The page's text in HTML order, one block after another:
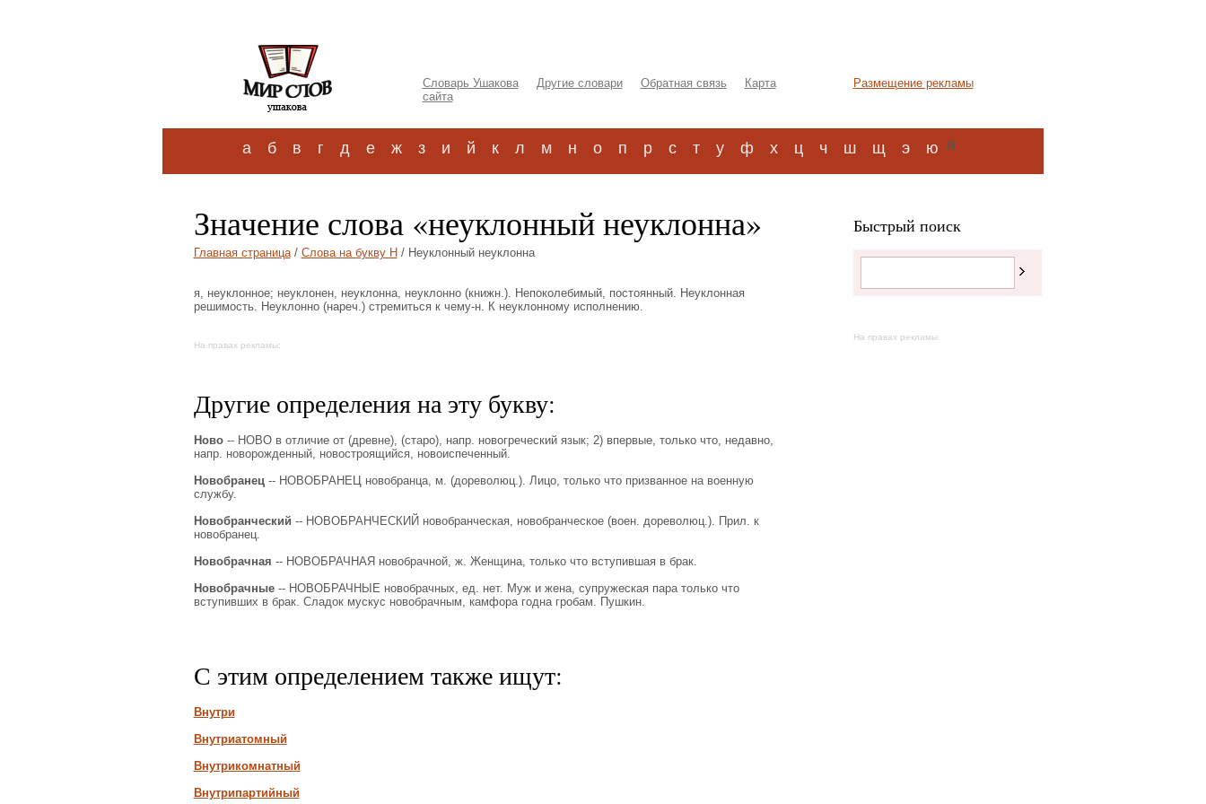
Словарь Ушакова Другие словари Обратная связь
Карта
сайта
Размещение рекламы
а б в г д е ж з и й к л м н о п р с т у ф х ц ч ш щ э ю я
Значение слова «неуклонный неуклонна»
Главная страница/ Слова на букву Н / Неуклонный неуклонна
я, неуклонное; неуклонен, неуклонна, неуклонно (книжн.). Непоколебимый, постоянный. Неуклонная
решимость. Неуклонно (нареч.) стремиться к чему-н. К неуклонному исполнению.
На правах рекламы:
Другие определения на эту букву:
Ново-- НОВО в отличие от (древне), (старо), напр. новогреческий язык; 2) впервые, только что, недавно,
напр. новорожденный, новостроящийся, новоиспеченный.
Новобранец-- НОВОБРАНЕЦ новобранца, м. (дореволюц.). Лицо, только что призванное на военную
службу.
Новобранческий -- НОВОБРАНЧЕСКИЙ новобранческая, новобранческое (воен. дореволюц.). Прил. к
новобранец.
Новобрачная -- НОВОБРАЧНАЯ новобрачной, ж. Женщина, только что вступившая в брак.
Новобрачные-- НОВОБРАЧНЫЕ новобрачных, ед. нет. Муж и жена, супружеская пара только что
вступивших в брак. Сладок мускус новобрачным, камфора годна гробам. Пушкин.
С этим определением также ищут:
Внутри
Внутриатомный
Внутрикомнатный
Внутрипартийный
Быстрый поиск
На правах рекламы: